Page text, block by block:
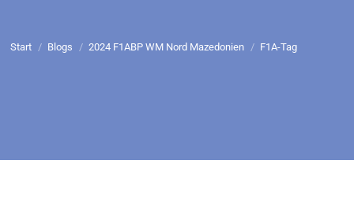
Sie befinden sich hier:
Start Blogs 2024 F1ABP WM Nord Mazedonien F1A-Tag